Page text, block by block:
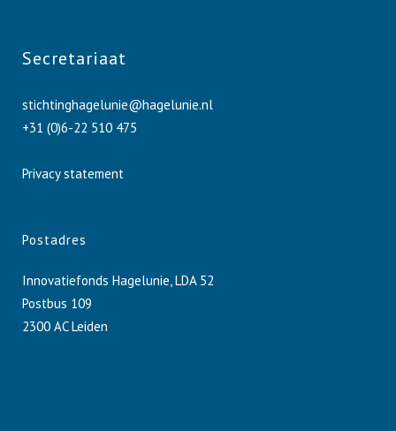
Secretariaat
stichtinghagelunie@hagelunie.nl
+31 (0)6-22 510 475
Privacy statement
Postadres
Innovatiefonds Hagelunie, LDA 52
Postbus 109
2300 AC Leiden